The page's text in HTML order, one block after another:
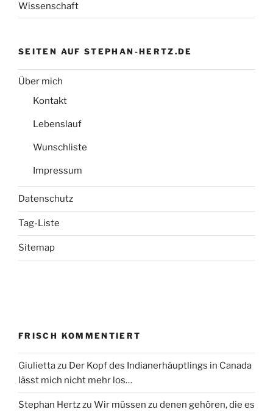
Wissenschaft
SEITEN AUF STEPHAN-HERTZ.DE
Über mich
Kontakt
Lebenslauf
Wunschliste
Impressum
Datenschutz
Tag-Liste
Sitemap
FRISCH KOMMENTIERT
Giuliettazu Der Kopf des Indianerhäuptlings in Canada
lässt mich nicht mehr los…
Stephan Hertzzu Wir müssen zu denen gehören, die es